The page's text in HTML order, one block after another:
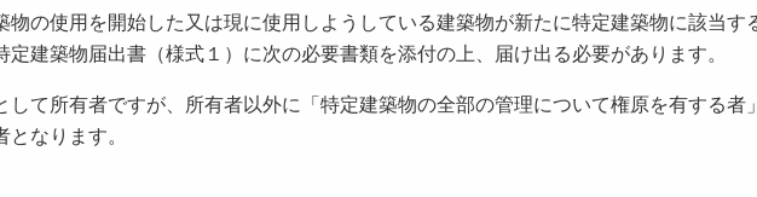
の使用を開始した又は現に使用しようしている建築物が新たに特定建築物に該当す
定建築物届出書（様式１）に次の必要書類を添付の上、届け出る必要があります。
て所有者ですが、所有者以外に「特定建築物の全部の管理について権原を有する者
なります。